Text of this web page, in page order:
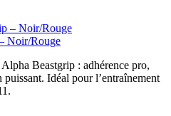
Noir/Rouge
Beastgrip : adhérence pro,
Idéal pour l’entraînement